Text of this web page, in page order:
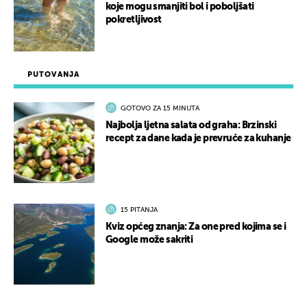
PUTOVANJA
GOTOVO ZA 15 MINUTA
Najbolja ljetna salata od graha: Brzinski
recept za dane kada je prevruće za kuhanje
15 PITANJA
Kviz općeg znanja: Za one pred kojima se i
Google može sakriti
koje mogu smanjiti bol i poboljšati
pokretljivost